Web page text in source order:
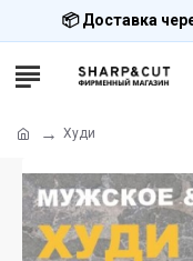
📦 Доставка
Худи